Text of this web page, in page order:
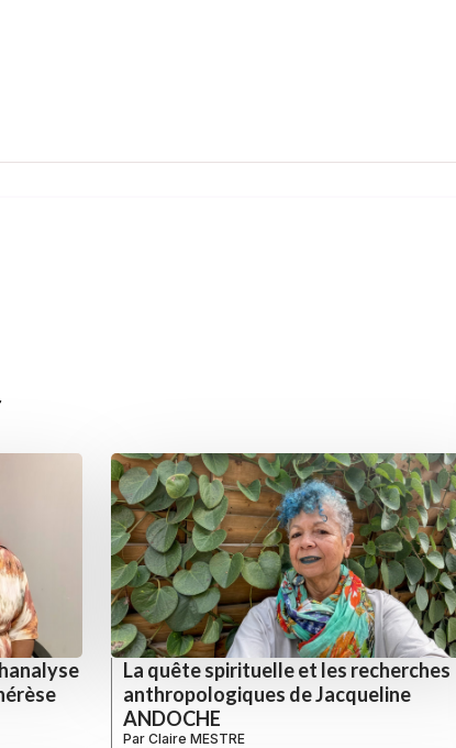
La quête spirituelle et les recherches
anthropologiques de Jacqueline
ANDOCHE
Par Claire MESTRE